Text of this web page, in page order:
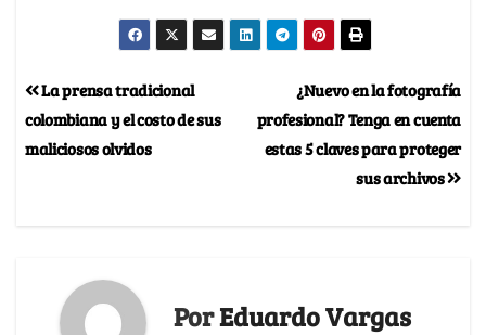
¿Nuevo en la fotografía
profesional? Tenga en cuenta
estas 5 claves para proteger
sus archivos
La prensa tradicional
colombiana y el costo de sus
maliciosos olvidos
PorEduardo Vargas